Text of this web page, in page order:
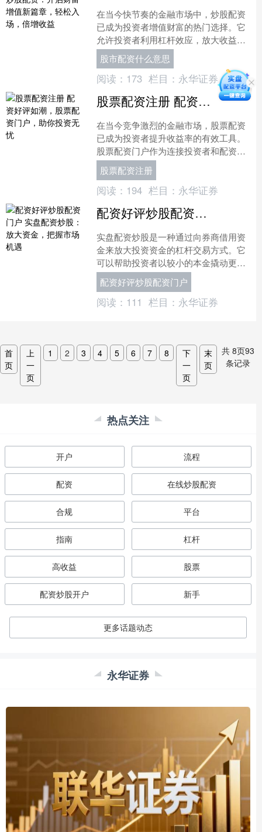
在当今快节奏的金融市场中，炒股配资
已成为投资者增值财富的热门选择。它
允许投资者利用杠杆效应，放大收益潜
力股市配资什么意思，同时降低风险。
通过期货配资，投资者可....
股市配资什么意思
阅读： 173 栏目： 永华证券
股票配资注册 配资好评如潮，股票配资门户，助你投资无忧
在当今竞争激烈的金融市场，股票配资
已成为投资者提升收益率的有效工具。
股票配资门户作为连接投资者和配资公
司的桥梁，为投资者提供了便捷、安全
的配资服务。 * **杠....
股票配资注册
阅读： 194 栏目： 永华证券
配资好评炒股配资门户 实盘配资炒股：放大资金，把握市场机遇
实盘配资炒股是一种通过向券商借用资
金来放大投资资金的杠杆交易方式。它
可以帮助投资者以较小的本金撬动更大
的资金，从而获得更高的收益。 与正规
股票配资公司合作，投资....
配资好评炒股配资门户
阅读： 111 栏目： 永华证券
首
页
上
一
页
1 2 3 4 5 6 7 8
下
一
页
末
页
共 8页93
条记录
热点关注
开户 流程
配资 在线炒股配资
合规 平台
指南 杠杆
高收益 股票
配资炒股开户 新手
更多话题动态
永华证券